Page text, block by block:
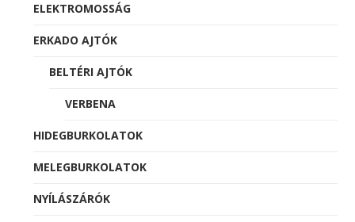
ELEKTROMOSSÁG
ERKADO AJTÓK
BELTÉRI AJTÓK
VERBENA
HIDEGBURKOLATOK
MELEGBURKOLATOK
NYÍLÁSZÁRÓK